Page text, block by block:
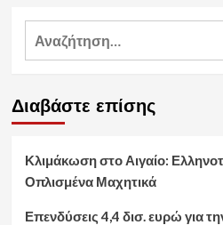
Αναζήτηση
Διαβάστε επίσης
Κλιμάκωση στο Αιγαίο:
Οπλισμένα Μαχητικά
Επενδύσεις 4,4 δισ. ευρώ για